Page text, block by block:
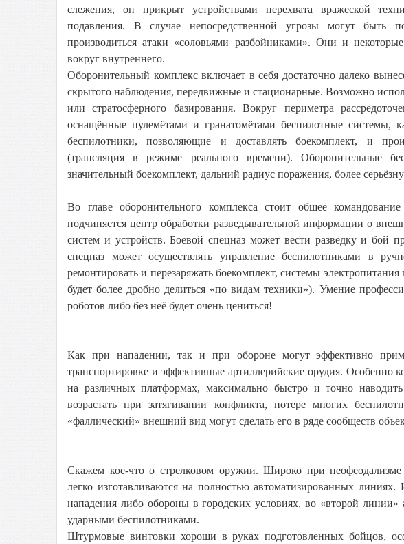
слежения, он прикрыт устройствами перехвата вражеской
подавления. В случае непосредственной угрозы могут быть
производиться атаки «соловьями разбойниками». Они и
вокруг внутреннего.
Оборонительный комплекс включает в себя достаточно далеко
скрытого наблюдения, передвижные и стационарные. Возможно
или стратосферного базирования. Вокруг периметра
оснащённые пулемётами и гранатомётами беспилотные системы,
беспилотники, позволяющие и доставлять боекомплект, и
(трансляция в режиме реального времени). Оборонительные
значительный боекомплект, дальний радиус поражения, более
Во главе оборонительного комплекса стоит общее
подчиняется центр обработки разведывательной информации о
систем и устройств. Боевой спецназ может вести разведку и бой
спецназ может осуществлять управление беспилотниками в
ремонтировать и перезаряжать боекомплект, системы
будет более дробно делиться «по видам техники»). Умение
роботов либо без неё будет очень цениться!
Как при нападении, так и при обороне могут эффективно
транспортировке и эффективные артиллерийские орудия. Особенно
на различных платформах, максимально быстро и точно
возрастать при затягивании конфликта, потере многих
«фаллический» внешний вид могут сделать его в ряде сообществ
Скажем кое-что о стрелковом оружии. Широко при неофеодализме
легко изготавливаются на полностью автоматизированных
нападения либо обороны в городских условиях, во «второй
ударными беспилотниками.
Штурмовые винтовки хороши в руках подготовленных бойцов,